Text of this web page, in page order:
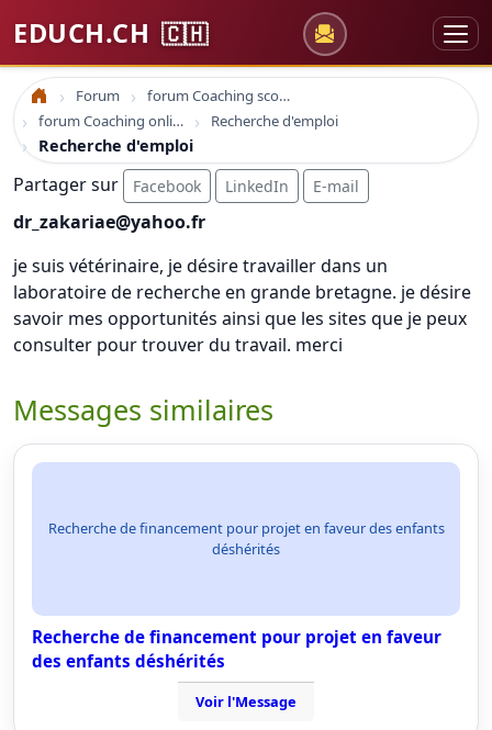
EDUCH.CH 🇨🇭
Accueil Forum
forum Coaching scolaire
forum Coaching online formation professionelle emploi education
Recherche d'emploi
Recherche d'emploi
Partager sur Facebook LinkedIn E-mail
dr_zakariae@yahoo.fr
je suis vétérinaire, je désire travailler dans un
laboratoire de recherche en grande bretagne. je désire
savoir mes opportunités ainsi que les sites que je peux
consulter pour trouver du travail. merci
Messages similaires
Recherche de financement pour projet en faveur des enfants
déshérités
Recherche de financement pour projet en faveur
des enfants déshérités
Voir l'Message